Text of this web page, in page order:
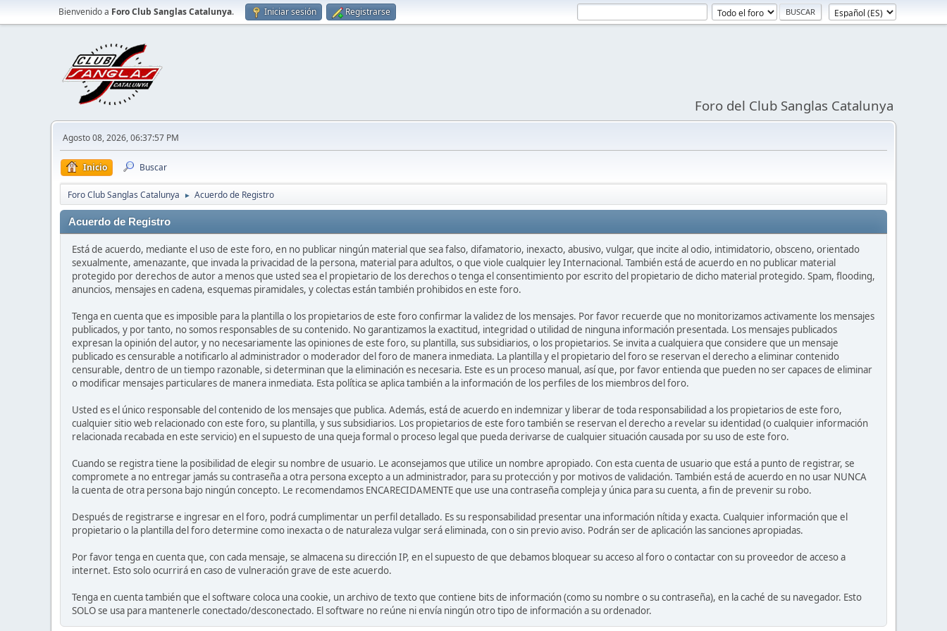
Bienvenido a Foro Club Sanglas Catalunya. Iniciar sesión Registrarse
Foro del Club Sanglas Catalunya
Agosto 08, 2026, 06:37:57 PM
Inicio Buscar
Foro Club Sanglas Catalunya ► Acuerdo de Registro
Acuerdo de Registro
Está de acuerdo, mediante el uso de este foro, en no publicar ningún material que sea falso, difamatorio, inexacto, abusivo, vulgar, que incite al odio, intimidatorio, obsceno, orientado
sexualmente, amenazante, que invada la privacidad de la persona, material para adultos, o que viole cualquier ley Internacional. También está de acuerdo en no publicar material
protegido por derechos de autor a menos que usted sea el propietario de los derechos o tenga el consentimiento por escrito del propietario de dicho material protegido. Spam, flooding,
anuncios, mensajes en cadena, esquemas piramidales, y colectas están también prohibidos en este foro.
Tenga en cuenta que es imposible para la plantilla o los propietarios de este foro confirmar la validez de los mensajes. Por favor recuerde que no monitorizamos activamente los mensajes
publicados, y por tanto, no somos responsables de su contenido. No garantizamos la exactitud, integridad o utilidad de ninguna información presentada. Los mensajes publicados
expresan la opinión del autor, y no necesariamente las opiniones de este foro, su plantilla, sus subsidiarios, o los propietarios. Se invita a cualquiera que considere que un mensaje
publicado es censurable a notificarlo al administrador o moderador del foro de manera inmediata. La plantilla y el propietario del foro se reservan el derecho a eliminar contenido
censurable, dentro de un tiempo razonable, si determinan que la eliminación es necesaria. Este es un proceso manual, así que, por favor entienda que pueden no ser capaces de eliminar
o modificar mensajes particulares de manera inmediata. Esta política se aplica también a la información de los perfiles de los miembros del foro.
Usted es el único responsable del contenido de los mensajes que publica. Además, está de acuerdo en indemnizar y liberar de toda responsabilidad a los propietarios de este foro,
cualquier sitio web relacionado con este foro, su plantilla, y sus subsidiarios. Los propietarios de este foro también se reservan el derecho a revelar su identidad (o cualquier información
relacionada recabada en este servicio) en el supuesto de una queja formal o proceso legal que pueda derivarse de cualquier situación causada por su uso de este foro.
Cuando se registra tiene la posibilidad de elegir su nombre de usuario. Le aconsejamos que utilice un nombre apropiado. Con esta cuenta de usuario que está a punto de registrar, se
compromete a no entregar jamás su contraseña a otra persona excepto a un administrador, para su protección y por motivos de validación. También está de acuerdo en no usar NUNCA
la cuenta de otra persona bajo ningún concepto. Le recomendamos ENCARECIDAMENTE que use una contraseña compleja y única para su cuenta, a fin de prevenir su robo.
Después de registrarse e ingresar en el foro, podrá cumplimentar un perfil detallado. Es su responsabilidad presentar una información nítida y exacta. Cualquier información que el
propietario o la plantilla del foro determine como inexacta o de naturaleza vulgar será eliminada, con o sin previo aviso. Podrán ser de aplicación las sanciones apropiadas.
Por favor tenga en cuenta que, con cada mensaje, se almacena su dirección IP, en el supuesto de que debamos bloquear su acceso al foro o contactar con su proveedor de acceso a
internet. Esto solo ocurrirá en caso de vulneración grave de este acuerdo.
Tenga en cuenta también que el software coloca una cookie, un archivo de texto que contiene bits de información (como su nombre o su contraseña), en la caché de su navegador. Esto
SOLO se usa para mantenerle conectado/desconectado. El software no reúne ni envía ningún otro tipo de información a su ordenador.